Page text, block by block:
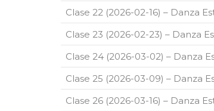
Clase 22 (2026-02-16) – Danza
Clase 23 (2026-02-23) – Danza
Clase 24 (2026-03-02) – Danza
Clase 25 (2026-03-09) – Danza
Clase 26 (2026-03-16) – Danza